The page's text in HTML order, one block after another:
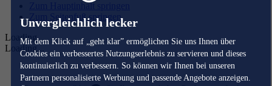
Unvergleichlich lecker
Mit dem Klick auf „geht klar” ermöglichen Sie uns Ihnen über
Cookies ein verbessertes Nutzungserlebnis zu servieren und dieses
kontinuierlich zu verbessern. So können wir Ihnen bei unseren
Partnern personalisierte Werbung und passende Angebote anzeigen.
Zum Hauptinhalt springen
Zum Seitenfuß springen
Loading...
Loading...